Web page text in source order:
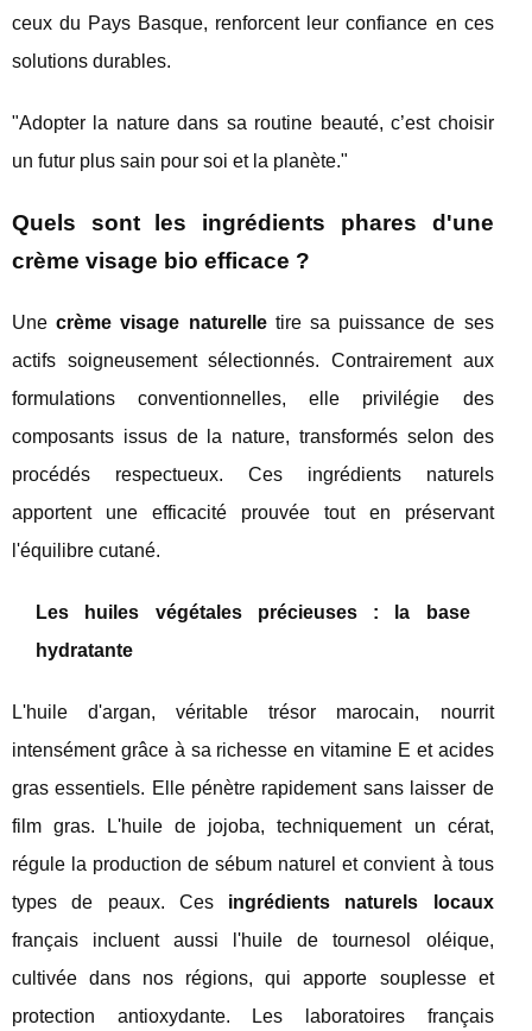
ceux du Pays Basque, renforcent leur confiance en ces
solutions durables.
"Adopter la nature dans sa routine beauté, c’est choisir
un futur plus sain pour soi et la planète."
Quels sont les ingrédients phares d'une
crème visage bio efficace ?
Unecrème visage naturelletire sa puissance de ses
actifs soigneusement sélectionnés. Contrairement aux
formulations conventionnelles, elle privilégie des
composants issus de la nature, transformés selon des
procédés respectueux. Ces ingrédients naturels
apportent une efficacité prouvée tout en préservant
l'équilibre cutané.
Les huiles végétales précieuses : la base
hydratante
L'huile d'argan, véritable trésor marocain, nourrit
intensément grâce à sa richesse en vitamine E et acides
gras essentiels. Elle pénètre rapidement sans laisser de
film gras. L'huile de jojoba, techniquement un cérat,
régule la production de sébum naturel et convient à tous
types de peaux. Ces ingrédients naturels locaux
français incluent aussi l'huile de tournesol oléique,
cultivée dans nos régions, qui apporte souplesse et
protection antioxydante. Les laboratoires français